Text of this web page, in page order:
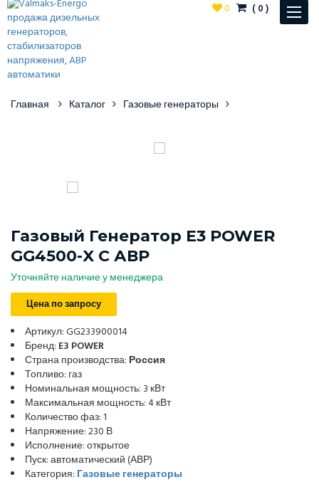
Toggle
0 (0)
Главная Каталог Газовые генераторы
Газовый Генератор E3 POWER
GG4500-X С АВР
Уточняйте наличие у менеджера
Цена по запросу
Артикул: GG233900014
Бренд: E3 POWER
Страна производства: Россия
Топливо: газ
Номинальная мощность: 3 кВт
Максимальная мощность: 4 кВт
Количество фаз: 1
Напряжение: 230 В
Исполнение: открытое
Пуск: автоматический (АВР)
Категория: Газовые генераторы